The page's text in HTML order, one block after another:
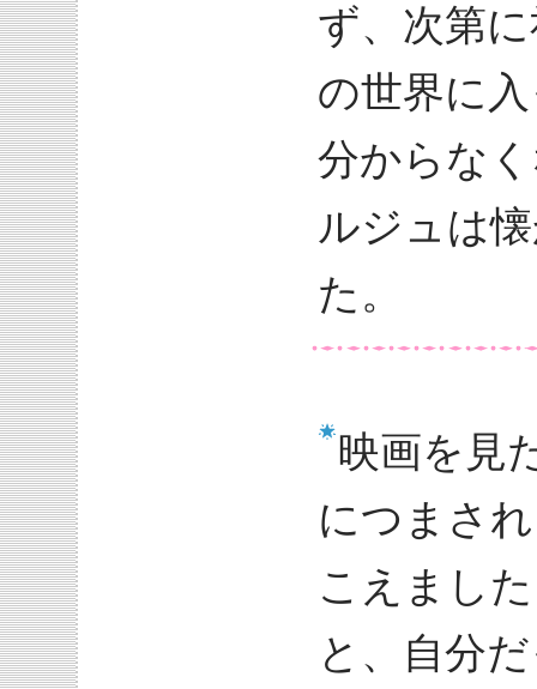
ず、次第
の世界に
分からな
ルジュは
た。
映画を見
につまさ
こえまし
と、自分